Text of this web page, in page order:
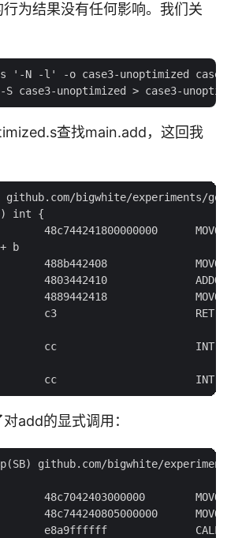
为结果没有任何影响。我们关
'-N -l' -o case3-unoptimized
查找main.add，这回我
github.com/bigwhite/experiments/
int {
48c744241800000000      MOVQ
b
488b442408              MOVQ
4803442410              ADDQ
4889442418              MOVQ
c3                      RET
cc                      INT
add的显式调用：
github.com/bigwhite/
48c7042403000000        MOVQ
48c744240805000000      MOVQ
e8a9ffffff              CALL